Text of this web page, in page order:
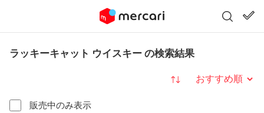
ラッキーキャット ウイスキー の検索結果
販売中のみ表示
並び替え